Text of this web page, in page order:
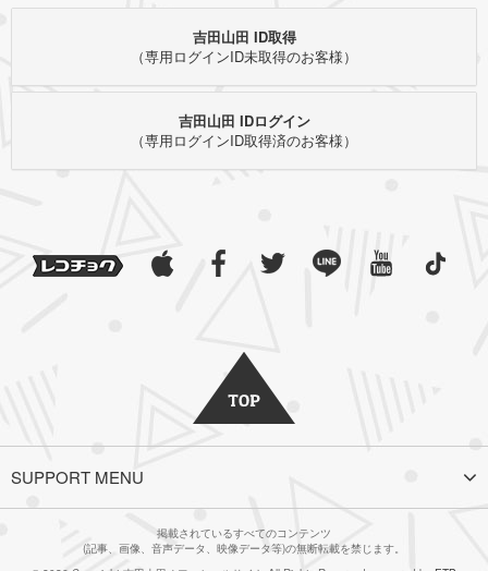
吉田山田 ID取得
（専用ログインID未取得のお客様）
吉田山田 IDログイン
（専用ログインID取得済のお客様）
SUPPORT MENU
掲載されているすべてのコンテンツ
(記事、画像、音声データ、映像データ等)の無断転載を禁じます。